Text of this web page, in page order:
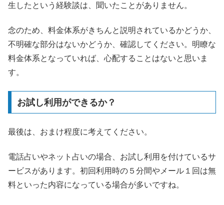
生したという経験談は、聞いたことがありません。
念のため、料金体系がきちんと説明されているかどうか、
不明確な部分はないかどうか、確認してください。明瞭な
料金体系となっていれば、心配することはないと思いま
す。
お試し利用ができるか？
最後は、おまけ程度に考えてください。
電話占いやネット占いの場合、お試し利用を付けているサ
ービスがあります。初回利用時の５分間やメール１回は無
料といった内容になっている場合が多いですね。